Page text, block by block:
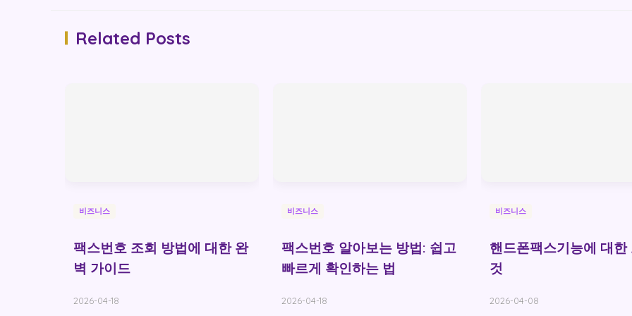
Related Posts
비즈니스
팩스번호 조회 방법에 대한 완
벽 가이드
2026-04-18
비즈니스
팩스번호 알아보는 방법: 쉽고
빠르게 확인하는 법
2026-04-18
비즈니스
핸드폰팩스기능에 대한
것
2026-04-08